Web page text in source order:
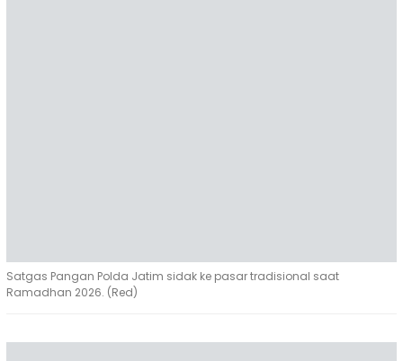
Satgas Pangan Polda Jatim sidak ke pasar tradisional saat
Ramadhan 2026. (Red)